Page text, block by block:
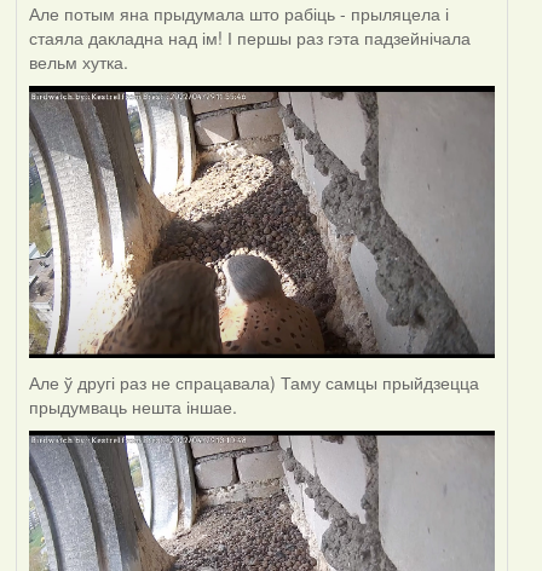
Але потым яна прыдумала што рабіць - прыляцела і
стаяла дакладна над ім! І першы раз гэта падзейнічала
вельм хутка.
Але ў другі раз не спрацавала) Таму самцы прыйдзецца
прыдумваць нешта іншае.